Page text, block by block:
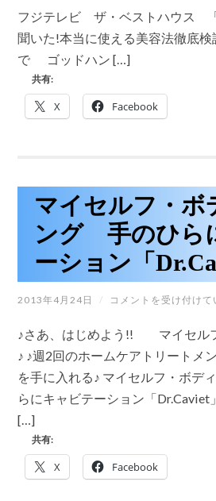
す。
レ
ビ
「ザ・
ベ
ハ
ウ
介
さ
れ
た、
話
題
の
機
「キ
ビ
フ
ル」
は
フジテレビ ザ・ベストハウス
聞いた!本当に使える美容法徹底
で ゴッドハン […]
共有:
X Facebook
マイセルフ・ボ
ング 手のひら
ーション「
2013年4月24日 /
マ
ル
フ・
デ
ィ
メ
グ
手
コメントを受け付けて
♪さあ、はじめよう!! マイセル
♪ ♪週2回のホームケアトリートメ
を手に入れる♪ マイセルフ・ボデ
らにキャビテーション「Dr.Caviet
[…]
共有:
X Facebook